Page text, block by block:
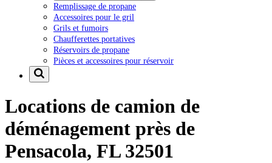
Remplissage de propane
Accessoires pour le gril
Grils et fumoirs
Chaufferettes portatives
Réservoirs de propane
Pièces et accessoires pour réservoir
Locations de camion de
déménagement près de
Pensacola, FL 32501